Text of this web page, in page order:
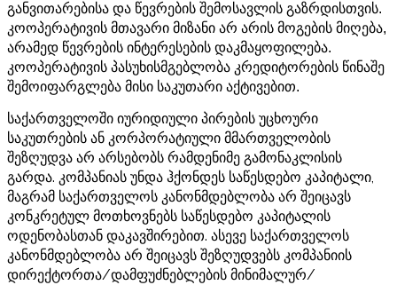
განვითარებისა და წევრების შემოსავლის გაზრდისთვის.
კოოპერატივის მთავარი მიზანი არ არის მოგების მიღება,
არამედ წევრების ინტერესების დაკმაყოფილება.
კოოპერატივის პასუხისმგებლობა კრედიტორების წინაშე
შემოიფარგლება მისი საკუთარი აქტივებით.
საქართველოში იურიდიული პირების უცხოური
საკუთრების ან კორპორატიული მმართველობის
შეზღუდვა არ არსებობს რამდენიმე გამონაკლისის
გარდა. კომპანიას უნდა ჰქონდეს საწესდებო კაპიტალი,
მაგრამ საქართველოს კანონმდებლობა არ შეიცავს
კონკრეტულ მოთხოვნებს საწესდებო კაპიტალის
ოდენობასთან დაკავშირებით. ასევე საქართველოს
კანონმდებლობა არ შეიცავს შეზღუდვებს კომპანიის
დირექტორთა/დამფუძნებლების მინიმალურ/